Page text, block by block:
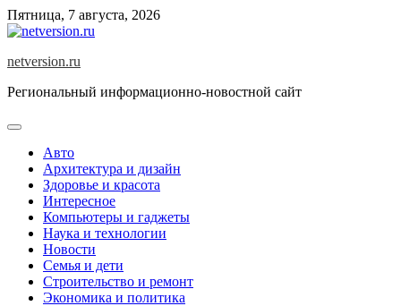
Skip
to
Пятница, 7 августа, 2026
netversion.ru
Региональный информационно-новостной сайт
Авто
Архитектура и дизайн
Здоровье и красота
Интересное
Компьютеры и гаджеты
Наука и технологии
Новости
Семья и дети
Строительство и ремонт
Экономика и политика